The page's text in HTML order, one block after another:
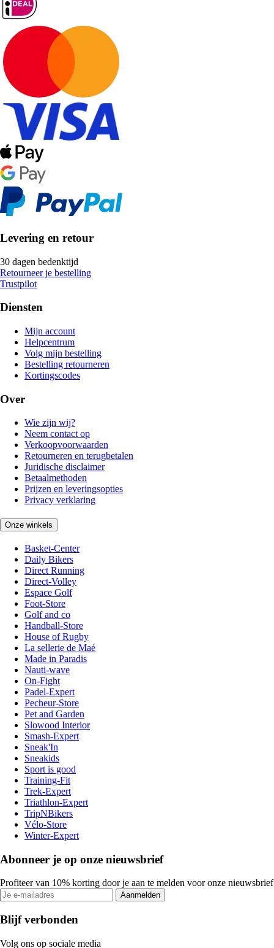
Levering en retour
30 dagen bedenktijd
Retourneer je bestelling
Trustpilot
Diensten
Mijn account
Helpcentrum
Volg mijn bestelling
Bestelling retourneren
Kortingscodes
Over
Wie zijn wij?
Neem contact op
Verkoopvoorwaarden
Retourneren en terugbetalen
Juridische disclaimer
Betaalmethoden
Prijzen en leveringsopties
Privacy verklaring
Onze winkels
Basket-Center
Daily Bikers
Direct Running
Direct-Volley
Espace Golf
Foot-Store
Golf and co
Handball-Store
House of Rugby
La sellerie de Maé
Made in Paradis
Nauti-wave
On-Fight
Padel-Expert
Pecheur-Store
Pet and Garden
Slowood Interior
Smash-Expert
Sneak'In
Sneakids
Sport is good
Training-Fit
Trek-Expert
Triathlon-Expert
TripNBikers
Vélo-Store
Winter-Expert
Abonneer je op onze nieuwsbrief
Profiteer van 10% korting door je aan te melden voor onze nieuwsbrief
Aanmelden
Blijf verbonden
Volg ons op sociale media